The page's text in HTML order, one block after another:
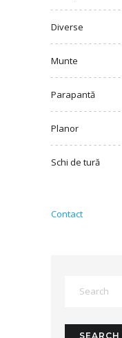
Diverse
Munte
Parapantă
Planor
Schi de tură
Contact